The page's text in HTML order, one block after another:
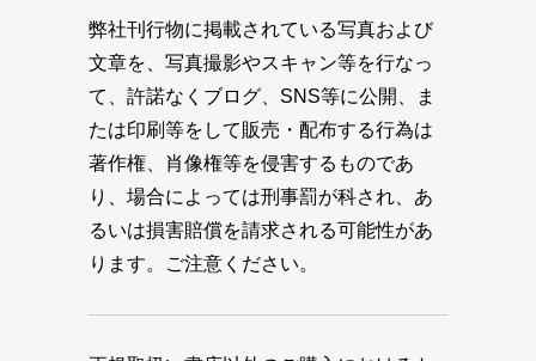
弊社刊行物に掲載されている写真および
文章を、写真撮影やスキャン等を行なっ
て、許諾なくブログ、SNS等に公開、ま
たは印刷等をして販売・配布する行為は
著作権、肖像権等を侵害するものであ
り、場合によっては刑事罰が科され、あ
るいは損害賠償を請求される可能性があ
ります。ご注意ください。